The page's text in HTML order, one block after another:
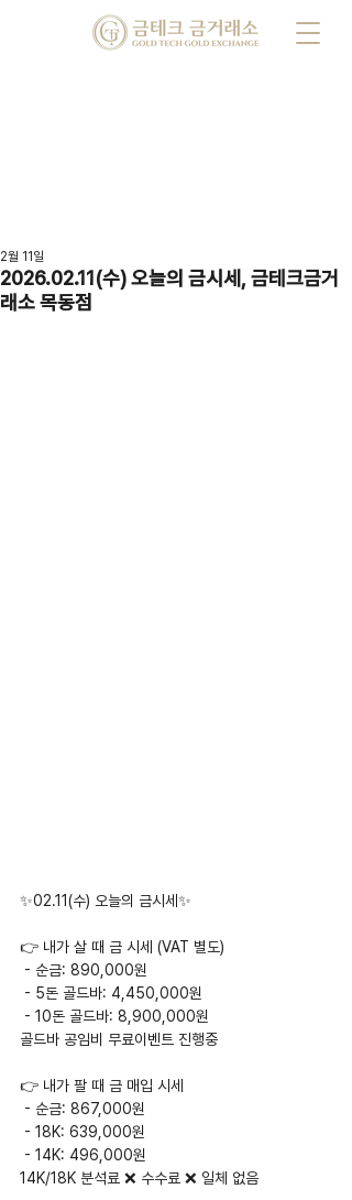
2026.02.11(수) 오늘의 금시세, 금테크금거
래소 목동점
2월 11일
✨02.11(수) 오늘의 금시세✨
👉 내가 살 때 금 시세 (VAT 별도)
- 순금: 890,000원
- 5돈 골드바: 4,450,000원
- 10돈 골드바: 8,900,000원
골드바 공임비 무료이벤트 진행중
👉 내가 팔 때 금 매입 시세
- 순금: 867,000원
- 18K: 639,000원
- 14K: 496,000원
14K/18K 분석료 ❌ 수수료 ❌ 일체 없음